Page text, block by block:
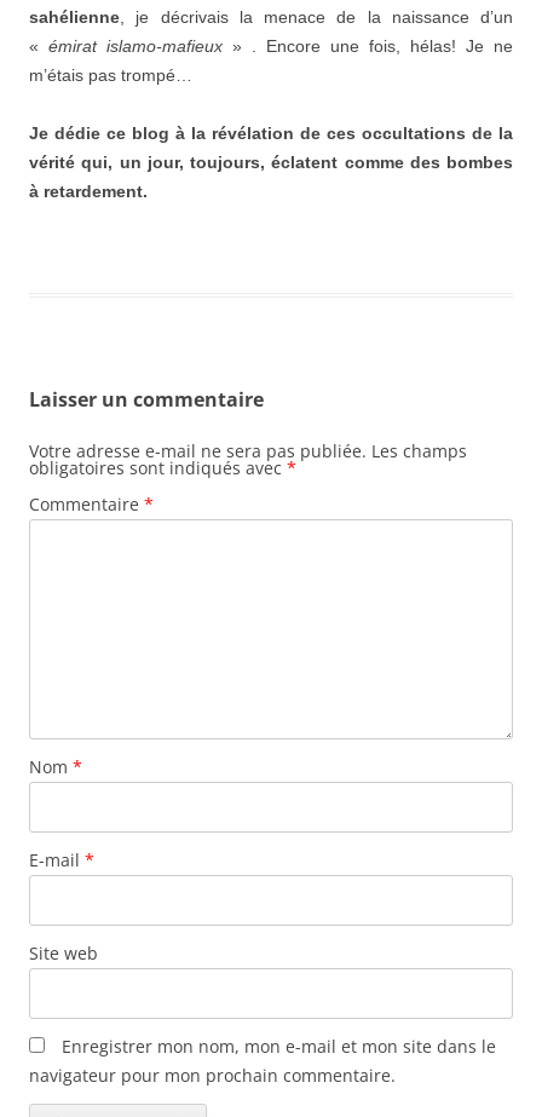
sahélienne , je décrivais la menace de la naissance d’un
« émirat islamo-mafieux » . Encore une fois, hélas! Je ne
m’étais pas trompé…
Je dédie ce blog à la révélation de ces occultations de la
vérité qui, un jour, toujours, éclatent comme des bombes
à retardement.
Laisser un commentaire
Votre adresse e-mail ne sera pas publiée. Les champs
obligatoires sont indiqués avec *
Commentaire *
Nom *
E-mail *
Site web
Enregistrer mon nom, mon e-mail et mon site dans le
navigateur pour mon prochain commentaire.